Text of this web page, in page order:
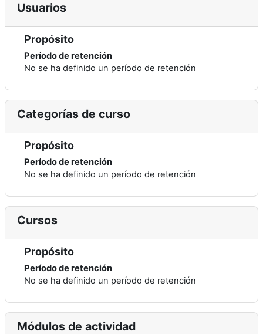
Usuarios
Propósito
Período de retención
No se ha definido un período de retención
Categorías de curso
Propósito
Período de retención
No se ha definido un período de retención
Cursos
Propósito
Período de retención
No se ha definido un período de retención
Módulos de actividad